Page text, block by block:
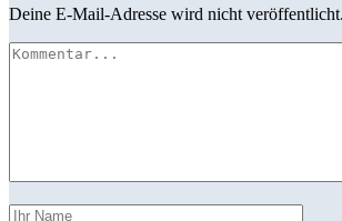
Deine E-Mail-Adresse wird nicht veröffentlicht.